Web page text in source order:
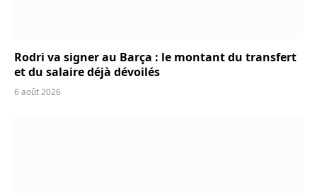
Rodri va signer au Barça : le montant du transfert
et du salaire déjà dévoilés
6 août 2026